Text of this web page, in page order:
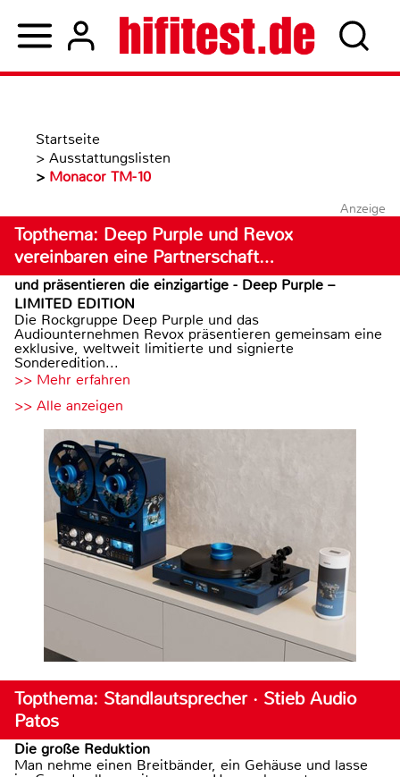
Startseite
> Ausstattungslisten
> Monacor TM-10
Anzeige
Topthema: Deep Purple und Revox
vereinbaren eine Partnerschaft…
und präsentieren die einzigartige - Deep Purple –
LIMITED EDITION
Die Rockgruppe Deep Purple und das
Audiounternehmen Revox präsentieren gemeinsam eine
exklusive, weltweit limitierte und signierte
Sonderedition...
>> Mehr erfahren
>> Alle anzeigen
Topthema: Standlautsprecher · Stieb Audio
Patos
Die große Reduktion
Man nehme einen Breitbänder, ein Gehäuse und lasse